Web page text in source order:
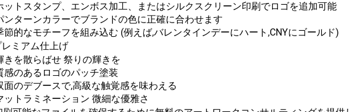
ットスタンプ、エンボス加工、またはシルクスクリーン印刷でロゴを追加可能
ンターンカラーでブランドの色に正確に合わせます
節的なモチーフを組み込む (例えば,バレンタインデーにハート,CNYにゴールド)
レミアム仕上げ
きを散らばせ 祭りの輝きを
感のあるロゴのパッチ塗装
面のデブースで,高級な触覚感を味わえる
ットラミネーション 微細な優雅さ